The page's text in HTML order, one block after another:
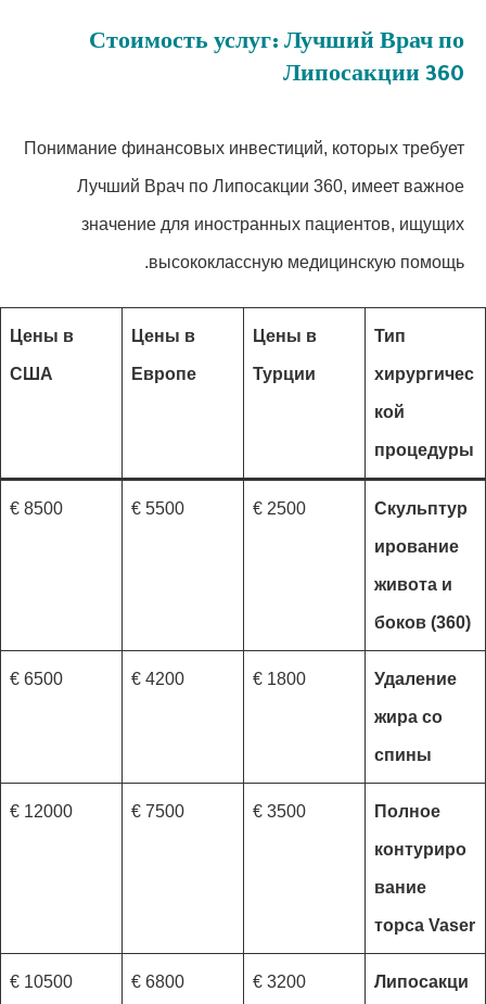
Стоимость услуг: Лучший Врач по
Липосакции 360
Понимание финансовых инвестиций, которых требует
Лучший Врач по Липосакции 360, имеет важное
значение для иностранных пациентов, ищущих
высококлассную медицинскую помощь.
Тип
хирургичес
кой
процедуры
Цены в
Турции
Цены в
Европе
Цены в
США
Скульптур
ирование
живота и
боков (360)
2500 €
5500 €
8500 €
Удаление
жира со
спины
1800 €
4200 €
6500 €
Полное
контуриро
вание
торса Vaser
3500 €
7500 €
12000 €
Липосакци
3200 €
6800 €
10500 €